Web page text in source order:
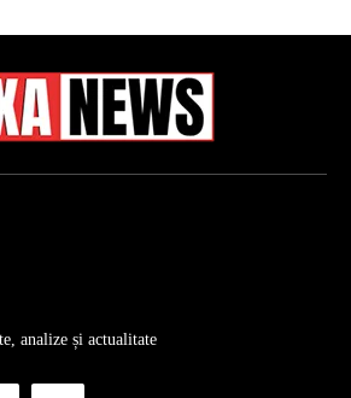
analize și actualitate